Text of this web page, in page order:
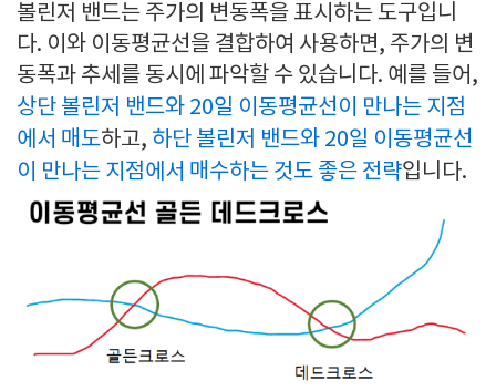
볼린저 밴드는 주가의 변동폭을 표시하는 도구입니
다. 이와 이동평균선을 결합하여 사용하면, 주가의 변
동폭과 추세를 동시에 파악할 수 있습니다. 예를 들어,
상단 볼린저 밴드와 20일 이동평균선이 만나는 지점
에서 매도하고, 하단 볼린저 밴드와 20일 이동평균선
이 만나는 지점에서 매수하는 것도 좋은 전략입니다.